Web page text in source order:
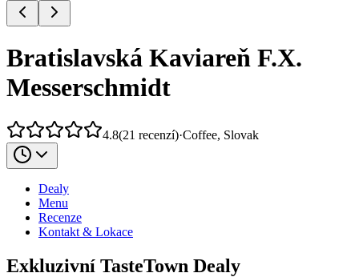
Bratislavská Kaviareň F.X.
Messerschmidt
4.8(21 recenzí)·Coffee, Slovak
Dealy
Menu
Recenze
Kontakt & Lokace
Exkluzivní TasteTown Dealy